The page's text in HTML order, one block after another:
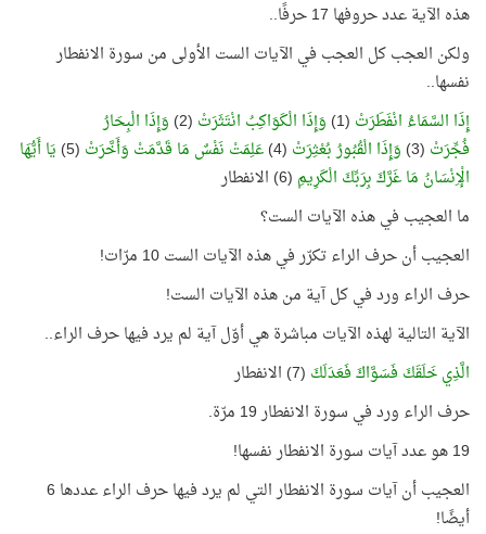
هذه الآية عدد حروفها 17 حرفًا..
ولكن العجب كل العجب في الآيات الست الأولى من سورة الانفطار
نفسها..
إِذَا السَّمَاءُ انْفَطَرَتْ (1) وَإِذَا الْكَوَاكِبُ انْتَثَرَتْ (2)
وَإِذَا الْبِحَارُ
فُجِّرَتْ (3) وَإِذَا الْقُبُورُ بُعْثِرَتْ (4) عَلِمَتْ نَفْسٌ مَا قَدَّمَتْ وَأَخَّرَتْ (5)
يَا أَيُّهَا
الْإِنْسَانُ مَا غَرَّكَ بِرَبِّكَ الْكَرِيمِ (6) الانفطار
ما العجيب في هذه الآيات الست؟
العجيب أن حرف الراء تكرّر في هذه الآيات الست 10 مرّات!
حرف الراء ورد في كل آية من هذه الآيات الست!
الآية التالية لهذه الآيات مباشرة هي أوّل آية لم يرد فيها حرف الراء..
الَّذِي خَلَقَكَ فَسَوَّاكَ فَعَدَلَكَ (7) الانفطار
حرف الراء ورد في سورة الانفطار 19 مرّة.
19 هو عدد آيات سورة الانفطار نفسها!
العجيب أن آيات سورة الانفطار التي لم يرد فيها حرف الراء عددها 6
أيضًا!